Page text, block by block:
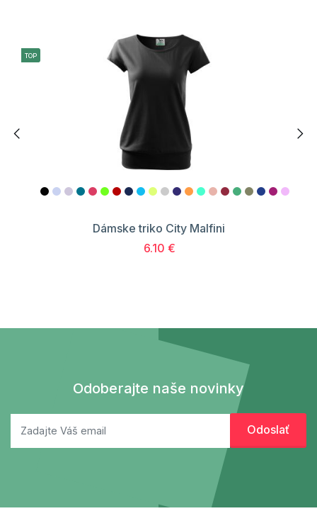
TOP
Dámske triko City Malfini
6.10 €
Odoberajte naše novinky